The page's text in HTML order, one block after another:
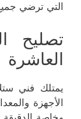
التي ترضي
تصليح
العاشرة
يمتلك فني
الأجهزة